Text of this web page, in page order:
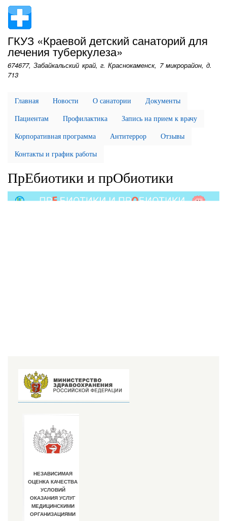
содержанию
ГКУЗ «Краевой детский санаторий для
лечения туберкулеза»
674677, Забайкальский край, г. Краснокаменск, 7 микрорайон, д.
713
Главная Новости О санатории
Документы
Пациентам
Профилактика
Запись на прием к врачу
Корпоративная программа
Антитеррор
Отзывы
Контакты и график работы
ПрЕбиотики и прОбиотики